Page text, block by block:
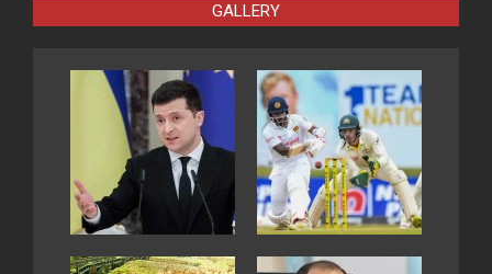
GALLERY